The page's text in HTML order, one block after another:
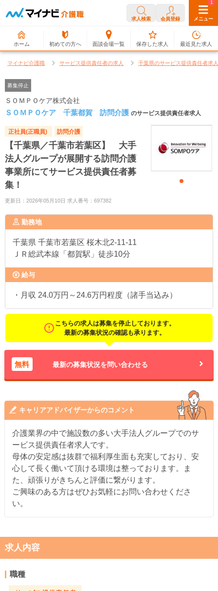
求人検索 会員登録 メニュー
ホーム 初めての方へ 面談会場一覧
0
保存した求人
1
最近見た求人
マイナビ介護職 サービス提供責任者の求人 千葉県のサービス提供責任者求人
募集停止
ＳＯＭＰＯケア株式会社
ＳＯＭＰＯケア 千葉都賀 訪問介護 のサービス提供責任者求人
正社員(正職員) 訪問介護
【千葉県／千葉市若葉区】 大手
法人グループが展開する訪問介護
事業所にてサービス提供責任者募
集！
更新日：2026年05月10日 求人番号：697382
勤務地
千葉県 千葉市若葉区 桜木北2-11-11
ＪＲ総武本線「都賀駅」徒歩10分
給与
・月収 24.0万円～24.6万円程度（諸手当込み）
こちらの求人は募集を停止しております。
最新の募集状況の確認も承ります。
無料 最新の募集状況を問い合わせる
キャリアアドバイザーからのコメント
介護業界の中で施設数の多い大手法人グループでのサ
ービス提供責任者求人です。
母体の安定感は抜群で福利厚生面も充実しており、安
心して長く働いて頂ける環境は整っております。ま
た、頑張りがきちんと評価に繋がります。
ご興味のある方はぜひお気軽にお問い合わせくださ
い。
求人内容
職種